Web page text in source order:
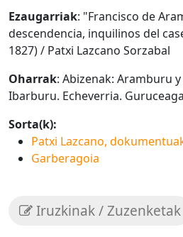
Ezaugarriak: "Francisco de
descendencia, inquilinos del
1827) / Patxi Lazcano Sorzabal
Oharrak: Abizenak: Aramburu
Ibarburu. Echeverria.
Sorta(k):
Patxi Lazcano,
Garberagoia
Iruzkinak / Zuzenketak